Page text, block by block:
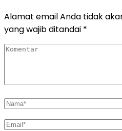
Alamat email Anda tidak
yang wajib ditandai *